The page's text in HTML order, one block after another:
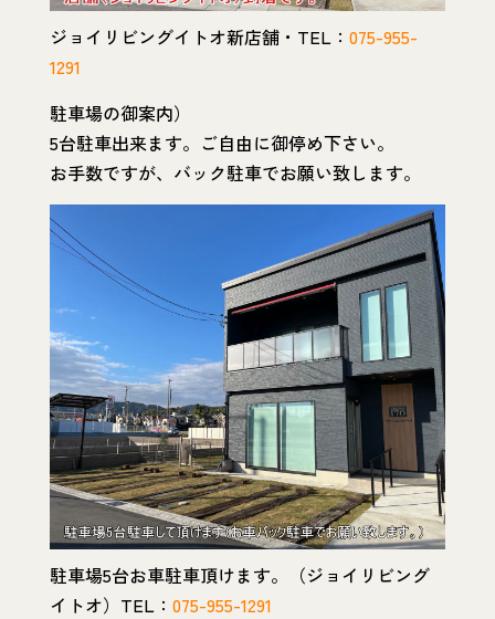
ジョイリビングイトオ新店舗・TEL： 075-955-
1291
駐車場の御案内）
5台駐車出来ます。ご自由に御停め下さい。
お手数ですが、バック駐車でお願い致します。
駐車場5台お車駐車頂けます。（ジョイリビング
イトオ）TEL： 075-955-1291